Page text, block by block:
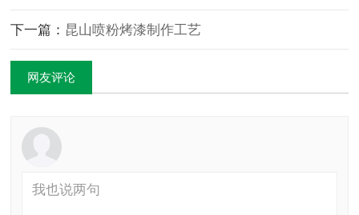
下一篇： 昆山喷粉烤漆制作工艺
网友评论